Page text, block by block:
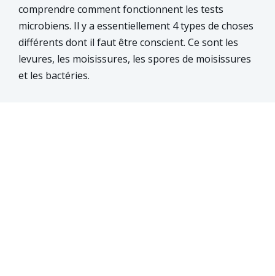
comprendre comment fonctionnent les tests
microbiens. Il y a essentiellement 4 types de choses
différents dont il faut être conscient. Ce sont les
levures, les moisissures, les spores de moisissures
et les bactéries.